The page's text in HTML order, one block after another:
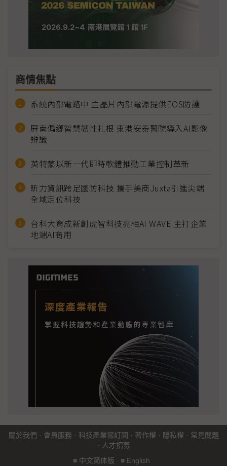
商情焦點
系統內部電路中 主晶片內部電源提供EOS防護
屏南偏鄉智慧韌性扎根 東港安泰醫院導入AI影像
辨識
英特蒙以新一代即時軟體推動工業控制革新
昕力資訊跨足國防科技 攜手美商Juxta引進尖端
全域定位科技
台科大育成新創虎智科技亮相AI WAVE 主打企業
地端AI商用
關於我們 · 會員服務 · 科技產業報訂閱 · 著作權 · 隱私權 · 常見問題
· 人才招募
■ 中文简体版 ■ English